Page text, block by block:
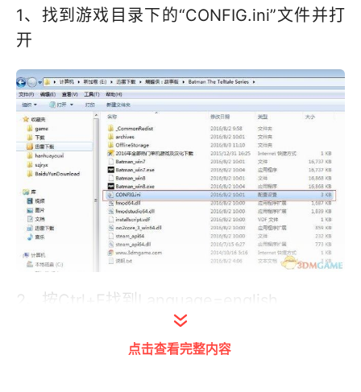
1、找到游戏目录下的“CONFIG.ini”文件并打
开
2、按Ctrl+F找到Language=english
点击查看完整内容